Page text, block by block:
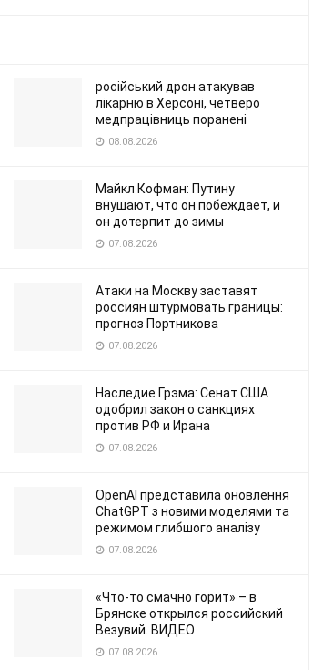
російський дрон атакував
лікарню в Херсоні, четверо
медпрацівниць поранені
08.08.2026
Майкл Кофман: Путину
внушают, что он побеждает, и
он дотерпит до зимы
07.08.2026
Атаки на Москву заставят
россиян штурмовать границы:
прогноз Портникова
07.08.2026
Наследие Грэма: Сенат США
одобрил закон о санкциях
против РФ и Ирана
07.08.2026
OpenAI представила оновлення
ChatGPT з новими моделями та
режимом глибшого аналізу
07.08.2026
«Что-то смачно горит» – в
Брянске открылся российский
Везувий. ВИДЕО
07.08.2026